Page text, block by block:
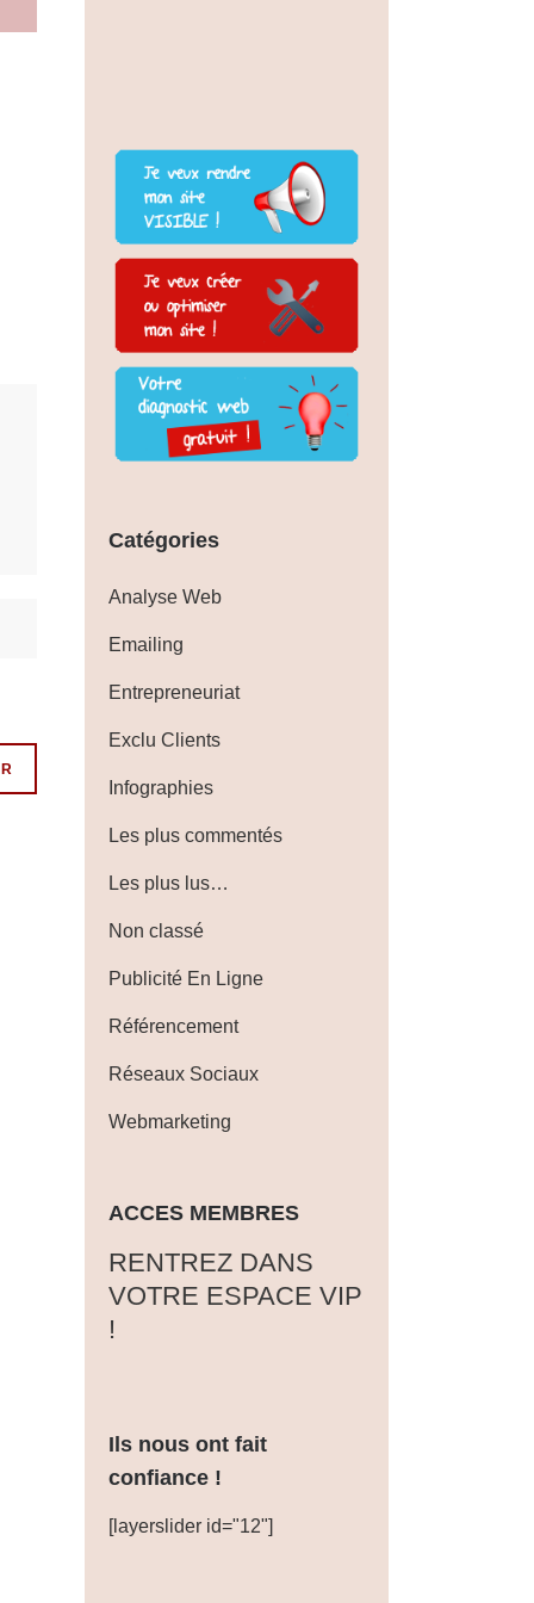
Catégories
Analyse Web
Emailing
Entrepreneuriat
Exclu Clients
Infographies
Les plus commentés
Les plus lus…
Non classé
Publicité En Ligne
Référencement
Réseaux Sociaux
Webmarketing
ACCES MEMBRES
‎RENTREZ DANS
VOTRE ESPACE VIP
!
Ils nous ont fait
confiance !
[layerslider id="12"]